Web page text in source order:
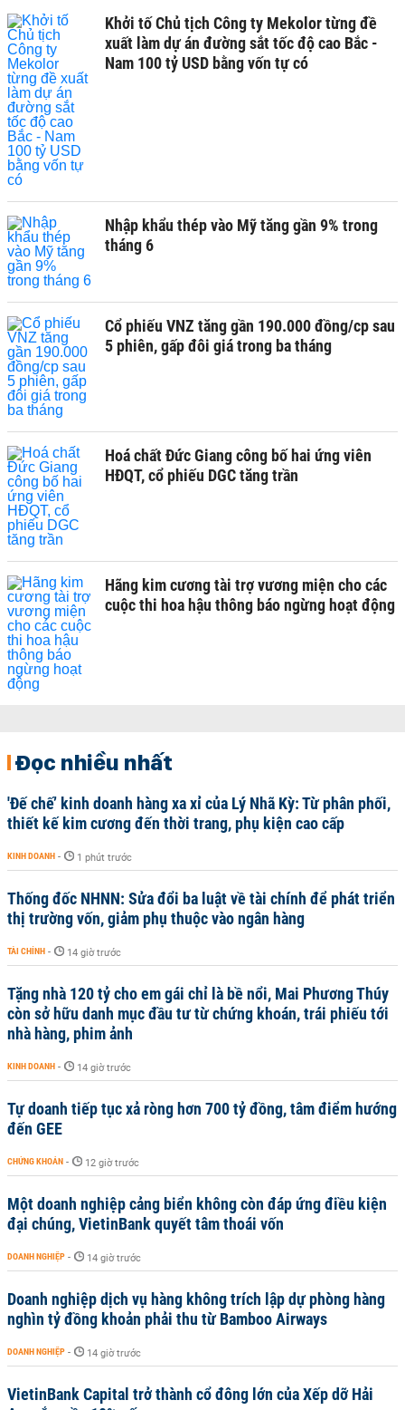
Khởi tố Chủ tịch Công ty Mekolor từng đề
xuất làm dự án đường sắt tốc độ cao Bắc -
Nam 100 tỷ USD bằng vốn tự có
Nhập khẩu thép vào Mỹ tăng gần 9% trong
tháng 6
Cổ phiếu VNZ tăng gần 190.000 đồng/cp sau
5 phiên, gấp đôi giá trong ba tháng
Hoá chất Đức Giang công bố hai ứng viên
HĐQT, cổ phiếu DGC tăng trần
Hãng kim cương tài trợ vương miện cho các
cuộc thi hoa hậu thông báo ngừng hoạt động
Đọc nhiều nhất
'Đế chế’ kinh doanh hàng xa xỉ của Lý Nhã Kỳ: Từ phân phối,
thiết kế kim cương đến thời trang, phụ kiện cao cấp
KINH DOANH - 1 phút trước
Thống đốc NHNN: Sửa đổi ba luật về tài chính để phát triển
thị trường vốn, giảm phụ thuộc vào ngân hàng
TÀI CHÍNH - 14 giờ trước
Tặng nhà 120 tỷ cho em gái chỉ là bề nổi, Mai Phương Thúy
còn sở hữu danh mục đầu tư từ chứng khoán, trái phiếu tới
nhà hàng, phim ảnh
KINH DOANH - 14 giờ trước
Tự doanh tiếp tục xả ròng hơn 700 tỷ đồng, tâm điểm hướng
đến GEE
CHỨNG KHOÁN - 12 giờ trước
Một doanh nghiệp cảng biển không còn đáp ứng điều kiện
đại chúng, VietinBank quyết tâm thoái vốn
DOANH NGHIỆP - 14 giờ trước
Doanh nghiệp dịch vụ hàng không trích lập dự phòng hàng
nghìn tỷ đồng khoản phải thu từ Bamboo Airways
DOANH NGHIỆP - 14 giờ trước
VietinBank Capital trở thành cổ đông lớn của Xếp dỡ Hải